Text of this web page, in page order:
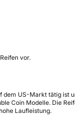
vor.
dem US-Markt tätig
Coin Modelle. Die
Laufleistung.